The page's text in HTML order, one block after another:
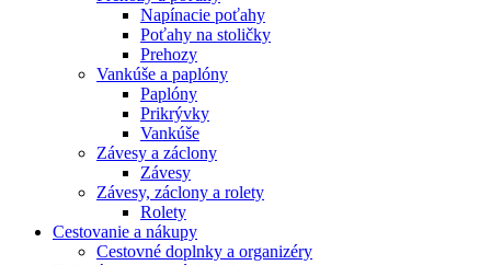
Napínacie poťahy
Poťahy na stoličky
Prehozy
Vankúše a paplóny
Paplóny
Prikrývky
Vankúše
Závesy a záclony
Závesy
Závesy, záclony a rolety
Rolety
Cestovanie a nákupy
Cestovné doplnky a organizéry